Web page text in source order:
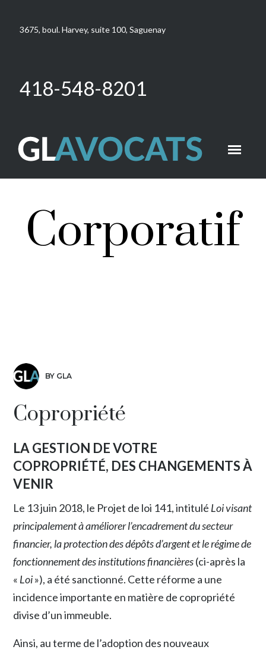
3675, boul. Harvey, suite 100, Saguenay
418-548-8201
Corporatif
BY GLA
Copropriété
LA GESTION DE VOTRE
COPROPRIÉTÉ, DES CHANGEMENTS À
VENIR
Le 13 juin 2018, le Projet de loi 141, intitulé Loi visant
principalement à améliorer l’encadrement du secteur
financier, la protection des dépôts d’argent et le régime de
fonctionnement des institutions financières(ci-après la
« Loi»), a été sanctionné. Cette réforme a une
incidence importante en matière de copropriété
divise d’un immeuble.
Ainsi, au terme de l’adoption des nouveaux